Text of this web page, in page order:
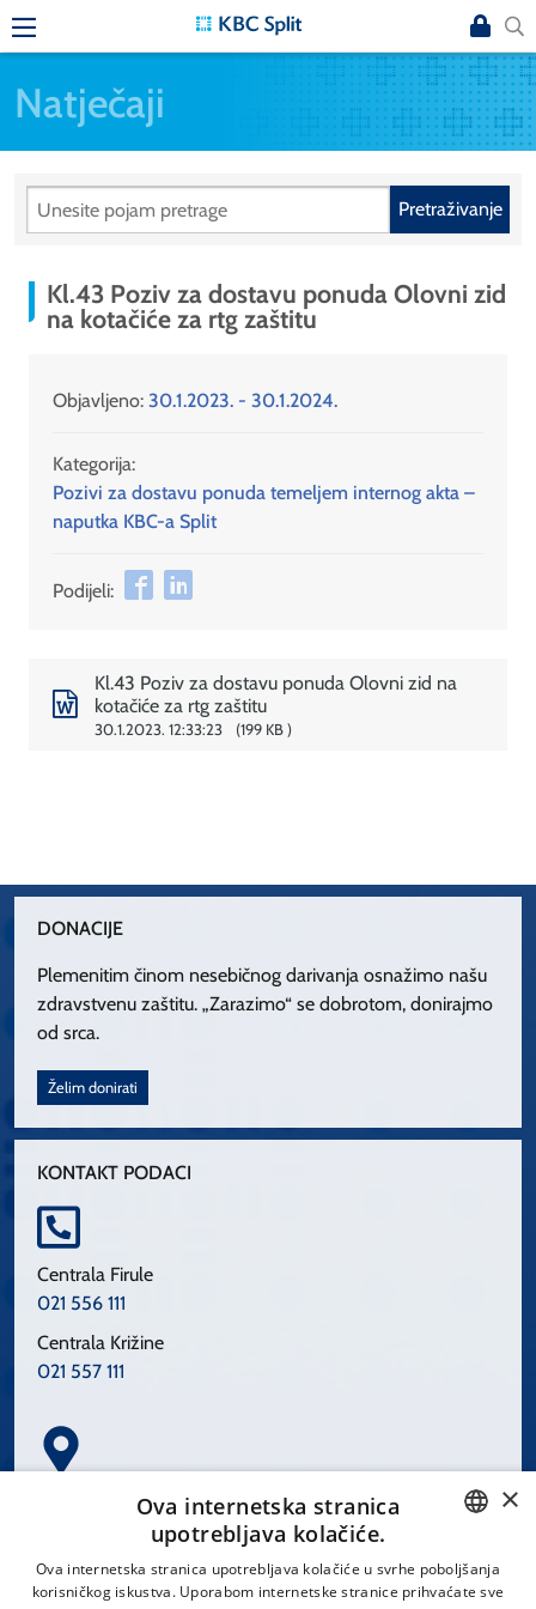
Natječaji
Pretraživanje
Kl.43 Poziv za dostavu ponuda Olovni zid
na kotačiće za rtg zaštitu
Objavljeno: 30.1.2023. - 30.1.2024.
Kategorija:
Pozivi za dostavu ponuda temeljem internog akta –
naputka KBC-a Split
Podijeli:
Kl.43 Poziv za dostavu ponuda Olovni zid na
kotačiće za rtg zaštitu
30.1.2023. 12:33:23 199 KB
DONACIJE
Plemenitim činom nesebičnog darivanja osnažimo našu
zdravstvenu zaštitu. „Zarazimo“ se dobrotom, donirajmo
od srca.
Želim donirati
KONTAKT PODACI
Centrala Firule
021 556 111
Centrala Križine
021 557 111
Spinčićeva 1, 21000 Split
CROATIAN
×
Ova internetska stranica
upotrebljava kolačiće.
Ova internetska stranica upotrebljava kolačiće u svrhe poboljšanja
korisničkog iskustva. Uporabom internetske stranice prihvaćate sve